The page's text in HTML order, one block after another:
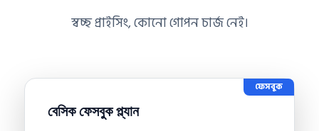
স্বচ্ছ প্রাইসিং, কোনো গোপন চার্জ নেই।
ফেসবুক
বেসিক ফেসবুক প্ল্যান